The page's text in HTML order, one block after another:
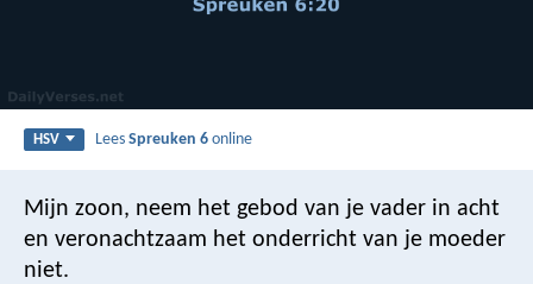
HSV LeesSpreuken 6 online
Mijn zoon, neem het gebod van je vader in acht
en veronachtzaam het onderricht van je moeder
niet.